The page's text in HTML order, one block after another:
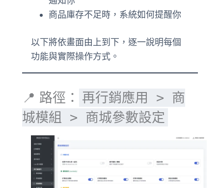
商品庫存不足時，系統如何提醒你
以下將依畫面由上到下，逐一說明每個
功能與實際操作方式。
📍 路徑： 再行銷應用 > 商
城模組 > 商城參數設定